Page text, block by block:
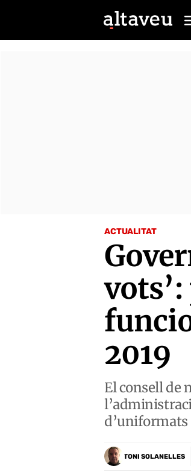
ACTUALITAT
2019
El consell de
d’uniformats
TONI SOLANELLES